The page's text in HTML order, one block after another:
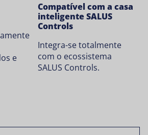
e
Compatível com a casa
inteligente SALUS
Controls
Integra-se totalmente
com o ecossistema
SALUS Controls.